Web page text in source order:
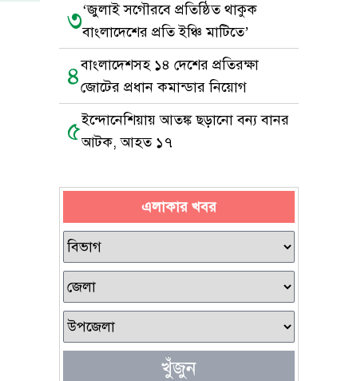
৩‘জুলাই সগৌরবে প্রতিষ্ঠিত থাকুক
বাংলাদেশের প্রতি ইঞ্চি মাটিতে’
৪বাংলাদেশসহ ১৪ দেশের প্রতিরক্ষা
জোটের প্রধান কমান্ডার নিয়োগ
৫ইন্দোনেশিয়ায় আতঙ্ক ছড়ানো বন্য বানর
আটক, আহত ১৭
এলাকার খবর
খুঁজুন